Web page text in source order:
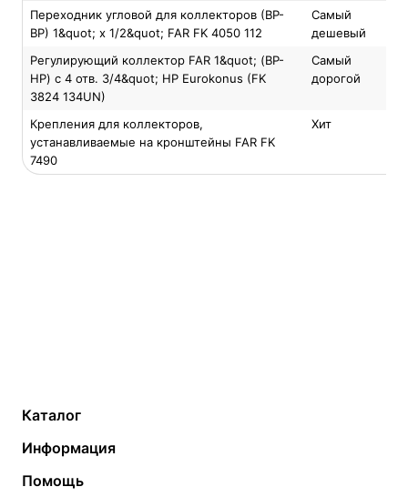
Переходник угловой для коллекторов (ВР-
ВР) 1&quot; x 1/2&quot; FAR FK 4050 112
Самый
дешевый
Регулирующий коллектор FAR 1&quot; (ВР-
НР) с 4 отв. 3/4&quot; НР Eurokonus (FK
3824 134UN)
Самый
дорогой
Крепления для коллекторов,
устанавливаемые на кронштейны FAR FK
7490
Хит
Каталог
Твердотопливные котлы
Электрические котлы
Теплый пол
Радиаторы
Информация
Помощь